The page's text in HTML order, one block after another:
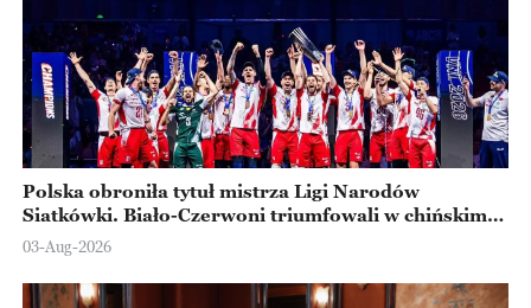
Polska obroniła tytuł mistrza Ligi Narodów
Siatkówki. Biało-Czerwoni triumfowali w chińskim
Ningbo
03-Aug-2026